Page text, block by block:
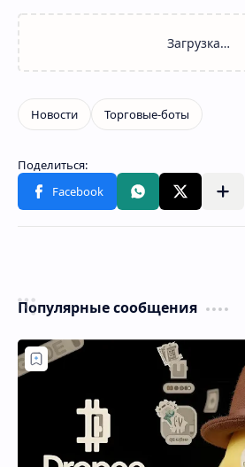
Популярные сообщения